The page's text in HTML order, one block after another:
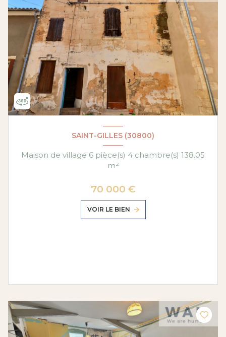
SAINT-GILLES (30800)
Maison de village 6 pièce(s) 4 chambre(s) 138.05
m²
70 000 €
VOIR LE BIEN